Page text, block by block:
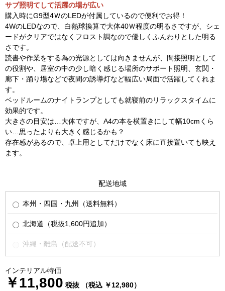
サブ照明てして活躍の場が広い
購入時にG9型4ＷのLEDが付属しているので便利でお得！
4WのLEDなので、白熱球換算で大体40Ｗ程度の明るさですが、シェ
ードがクリアではなくフロスト調なので優しくふんわりとした明る
さです。
読書や作業をする為の光源としては向きませんが、間接照明として
の役割や、居室の中の少し暗く感じる場所のサポート照明、玄関・
廊下・踊り場などで夜間の誘導灯など幅広い局面で活躍してくれま
す。
ベッドルームのナイトランプとしても就寝前のリラックスタイムに
効果的です。
大きさの目安は…大体ですが、A4の本を横置きにして幅10cmくら
い…思ったよりも大きく感じるかも？
存在感があるので、卓上用としてだけでなく床に直接置いても映え
ます。
配送地域
本州・四国・九州（送料無料）
北海道（税抜1,600円追加）
沖縄・離島（配送不可）
インテリアル特価
￥11,800 税抜 （税込 ￥12,980）